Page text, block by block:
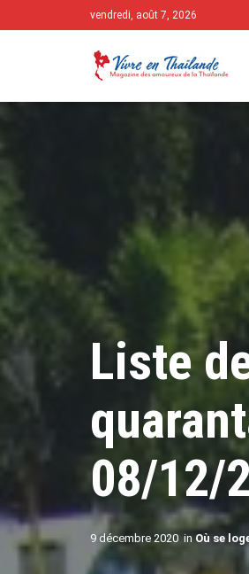
vendredi, août 7, 2026
Liste
08/12/
9 décembre 2020 in Où se